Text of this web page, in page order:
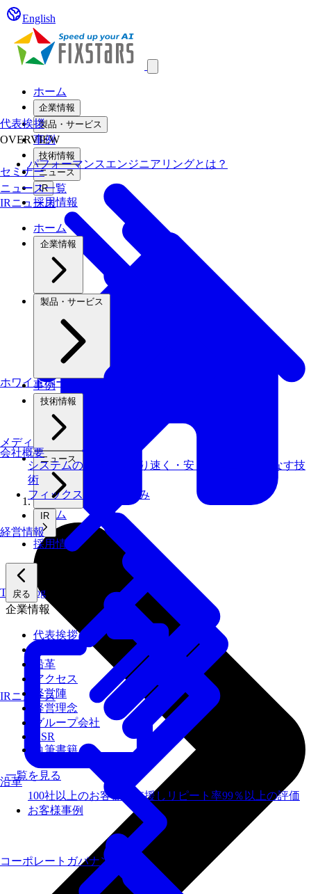
English
ホーム
企業情報
製品・サービス
事例
技術情報
セミナー
ホワイトペーパー
Tech Blog
ニュース
ニュース一覧
メディアライブラリ
IRニュース
IR
採用情報
ホーム
企業情報
製品・サービス
事例
技術情報
ニュース
IR
採用情報
戻る
企業情報
代表挨拶
沿革
アクセス
経営陣
経営理念
グループ会社
CSR
執筆書籍
一覧を見る
代表挨拶
会社概要
沿革
OVERVIEW
パフォーマンスエンジニアリングとは？
システムの仕事を、より速く・安く・省エネでこなす技
術
フィックスターズの​強み
100社以上のお客様を支援しリピート率99％以上の評価
お客様事例
IRニュース
経営情報
コーポレートガバナンス
ホーム